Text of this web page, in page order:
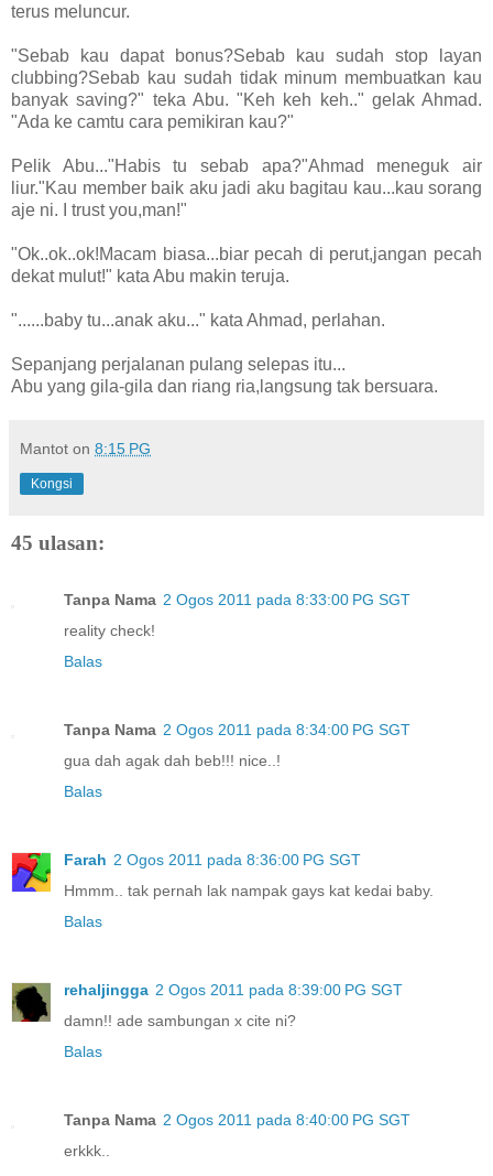
terus meluncur.
"Sebab kau dapat bonus?Sebab kau sudah stop layan
clubbing?Sebab kau sudah tidak minum membuatkan kau
banyak saving?" teka Abu. "Keh keh keh.." gelak Ahmad.
"Ada ke camtu cara pemikiran kau?"
Pelik Abu..."Habis tu sebab apa?"Ahmad meneguk air
liur."Kau member baik aku jadi aku bagitau kau...kau sorang
aje ni. I trust you,man!"
"Ok..ok..ok!Macam biasa...biar pecah di perut,jangan pecah
dekat mulut!" kata Abu makin teruja.
"......baby tu...anak aku..." kata Ahmad, perlahan.
Sepanjang perjalanan pulang selepas itu...
Abu yang gila-gila dan riang ria,langsung tak bersuara.
Mantot on 8:15 PG
Kongsi
45 ulasan:
Tanpa Nama 2 Ogos 2011 pada 8:33:00 PG SGT
reality check!
Balas
Tanpa Nama 2 Ogos 2011 pada 8:34:00 PG SGT
gua dah agak dah beb!!! nice..!
Balas
Farah 2 Ogos 2011 pada 8:36:00 PG SGT
Hmmm.. tak pernah lak nampak gays kat kedai baby.
Balas
rehaljingga 2 Ogos 2011 pada 8:39:00 PG SGT
damn!! ade sambungan x cite ni?
Balas
Tanpa Nama 2 Ogos 2011 pada 8:40:00 PG SGT
erkkk..